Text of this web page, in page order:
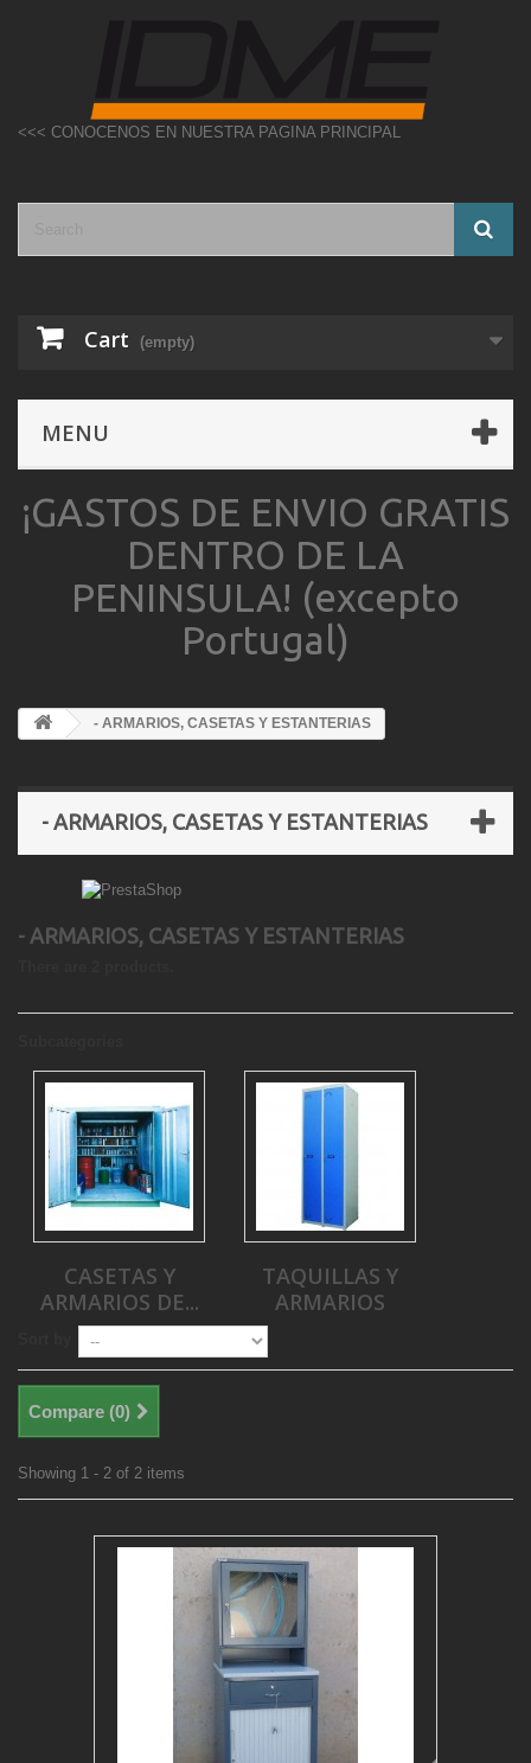
<<< CONOCENOS EN NUESTRA PAGINA PRINCIPAL
Cart (empty)
MENU
¡GASTOS DE ENVIO GRATIS
DENTRO DE LA
PENINSULA! (excepto
Portugal)
- ARMARIOS, CASETAS Y ESTANTERIAS
- ARMARIOS, CASETAS Y ESTANTERIAS
- ARMARIOS, CASETAS Y ESTANTERIAS
CASETAS Y
ARMARIOS DE...
TAQUILLAS Y
ARMARIOS
Compare (0)
Showing 1 - 2 of 2 items